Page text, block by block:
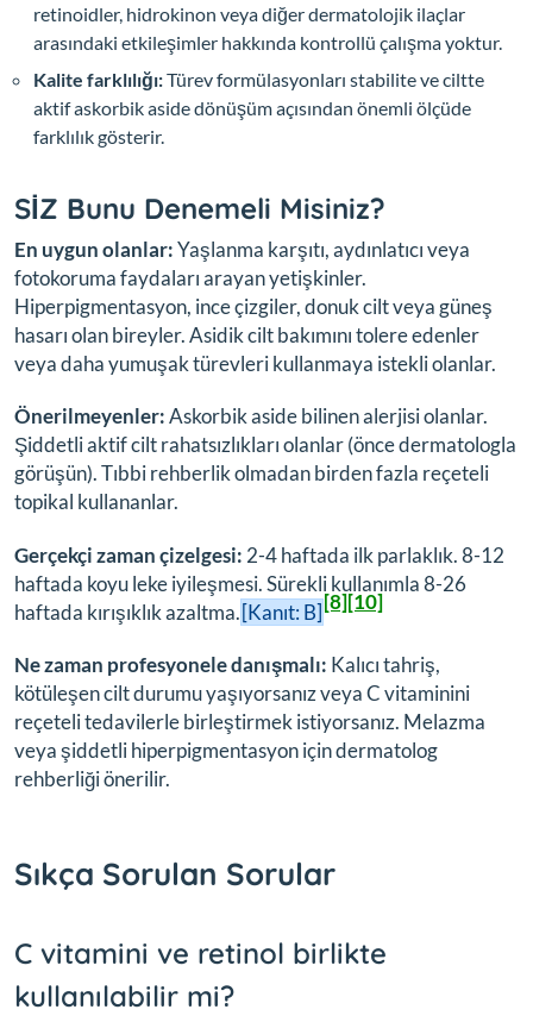
retinoidler, hidrokinon veya diğer dermatolojik ilaçlar
arasındaki etkileşimler hakkında kontrollü çalışma yoktur.
Kalite farklılığı:Türev formülasyonları stabilite ve ciltte
aktif askorbik aside dönüşüm açısından önemli ölçüde
farklılık gösterir.
SİZ Bunu Denemeli Misiniz?
En uygun olanlar:Yaşlanma karşıtı, aydınlatıcı veya
fotokoruma faydaları arayan yetişkinler.
Hiperpigmentasyon, ince çizgiler, donuk cilt veya güneş
hasarı olan bireyler. Asidik cilt bakımını tolere edenler
veya daha yumuşak türevleri kullanmaya istekli olanlar.
Önerilmeyenler:Askorbik aside bilinen alerjisi olanlar.
Şiddetli aktif cilt rahatsızlıkları olanlar (önce dermatologla
görüşün). Tıbbi rehberlik olmadan birden fazla reçeteli
topikal kullananlar.
Gerçekçi zaman çizelgesi: 2-4 haftada ilk parlaklık. 8-12
haftada koyu leke iyileşmesi. Sürekli kullanımla 8-26
haftada kırışıklık azaltma.[Kanıt: B][8][10]
Ne zaman profesyonele danışmalı: Kalıcı tahriş,
kötüleşen cilt durumu yaşıyorsanız veya C vitaminini
reçeteli tedavilerle birleştirmek istiyorsanız. Melazma
veya şiddetli hiperpigmentasyon için dermatolog
rehberliği önerilir.
Sıkça Sorulan Sorular
C vitamini ve retinol birlikte
kullanılabilir mi?